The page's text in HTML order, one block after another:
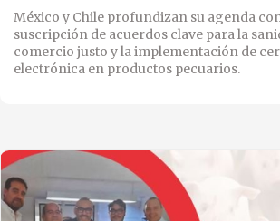
México y Chile profundizan su agenda
suscripción de acuerdos clave para la
comercio justo y la implementación de
electrónica en productos pecuarios.